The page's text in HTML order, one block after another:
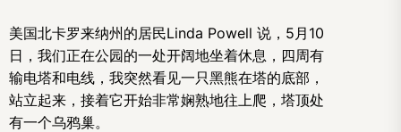
美国北卡罗来纳州的居民Linda Powell 说，5月10
日，我们正在公园的一处开阔地坐着休息，四周有
输电塔和电线，我突然看见一只黑熊在塔的底部，
站立起来，接着它开始非常娴熟地往上爬，塔顶处
有一个乌鸦巢。